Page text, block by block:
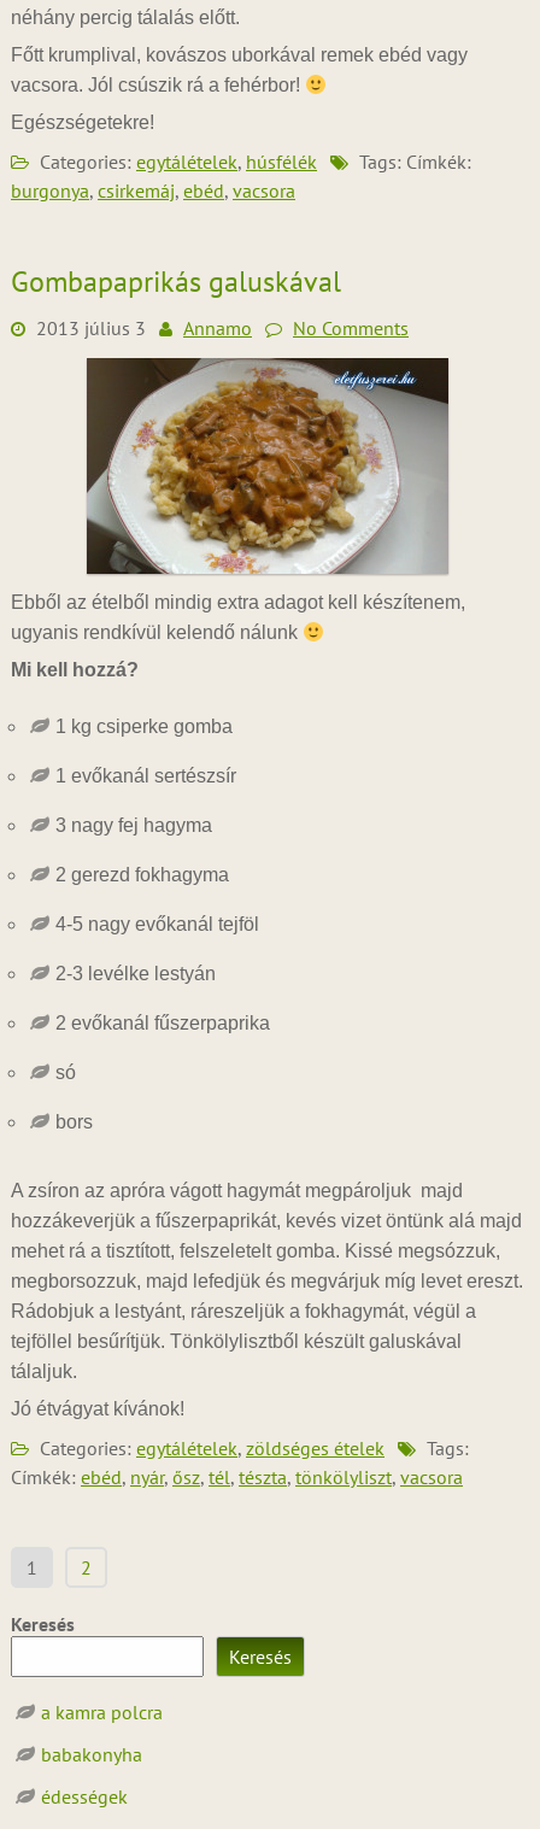
néhány percig tálalás előtt.
Főtt krumplival, kovászos uborkával remek ebéd vagy
vacsora. Jól csúszik rá a fehérbor!
Egészségetekre!
Categories: egytálételek, húsfélék
Tags: Címkék:
burgonya, csirkemáj, ebéd, vacsora
Gombapaprikás galuskával
2013 július 3 Annamo No Comments
Ebből az ételből mindig extra adagot kell készítenem,
ugyanis rendkívül kelendő nálunk
Mi kell hozzá?
1 kg csiperke gomba
1 evőkanál sertészsír
3 nagy fej hagyma
2 gerezd fokhagyma
4-5 nagy evőkanál tejföl
2-3 levélke lestyán
2 evőkanál fűszerpaprika
só
bors
A zsíron az apróra vágott hagymát megpároljuk majd
hozzákeverjük a fűszerpaprikát, kevés vizet öntünk alá majd
mehet rá a tisztított, felszeletelt gomba. Kissé megsózzuk,
megborsozzuk, majd lefedjük és megvárjuk míg levet ereszt.
Rádobjuk a lestyánt, ráreszeljük a fokhagymát, végül a
tejföllel besűrítjük. Tönkölylisztből készült galuskával
tálaljuk.
Jó étvágyat kívánok!
Categories: egytálételek, zöldséges ételek
Tags:
Címkék: ebéd, nyár, ősz, tél, tészta, tönkölyliszt, vacsora
lapozása
1 2
Keresés
Keresés
a kamra polcra
babakonyha
édességek